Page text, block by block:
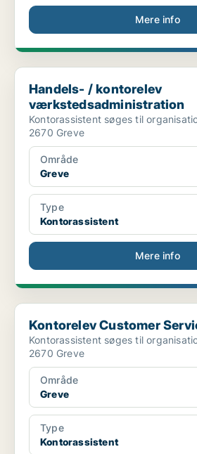
Mere info
Handels- / kontorelev
Handels- / kontorelev
værkstedsadministration
Kontorassistent søges til
2670 Greve
Område
Greve
Type
Kontorassistent
Mere info
Kontorelev Customer Service
Kontorelev Customer
Kontorassistent søges til
2670 Greve
Område
Greve
Type
Kontorassistent